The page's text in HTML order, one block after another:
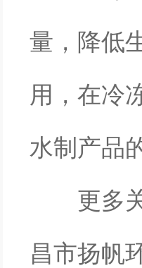
量，降低
用，在冷
水制产品
更多关
昌市扬帆